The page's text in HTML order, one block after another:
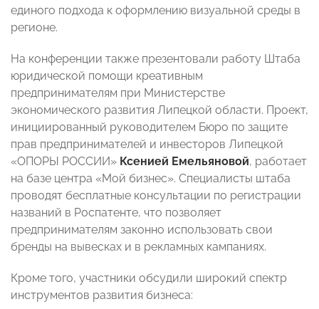
единого подхода к оформлению визуальной среды в
регионе.
На конференции также презентовали работу Штаба
юридической помощи креативным
предпринимателям при Министерстве
экономического развития Липецкой области. Проект,
инициированный руководителем Бюро по защите
прав предпринимателей и инвесторов Липецкой
«ОПОРЫ РОССИИ» Ксенией Емельяновой, работает
на базе центра «Мой бизнес». Специалисты штаба
проводят бесплатные консультации по регистрации
названий в Роспатенте, что позволяет
предпринимателям законно использовать свои
бренды на вывесках и в рекламных кампаниях.
Кроме того, участники обсудили широкий спектр
инструментов развития бизнеса: